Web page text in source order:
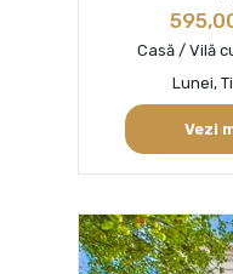
Casă / Vilă
Lunei,
Vezi